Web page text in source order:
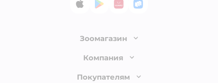
App StoreGoogle Play
AppGallery
RuStore
Зоомагазин
Лицензия
Компания
О компании
Покупателям